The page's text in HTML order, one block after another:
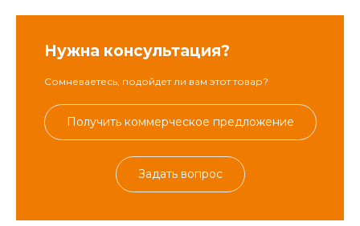
Нужна консультация?
Сомневаетесь, подойдет ли вам этот товар?
Получить коммерческое предложение
Задать вопрос